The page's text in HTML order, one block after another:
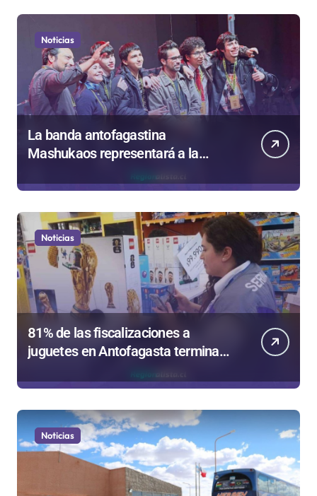
Noticias
La banda antofagastina
Mashukaos representará a la
de Valparaíso
Noticias
81% de las fiscalizaciones a
juguetes en Antofagasta termina
en sumarios sanitarios
Noticias